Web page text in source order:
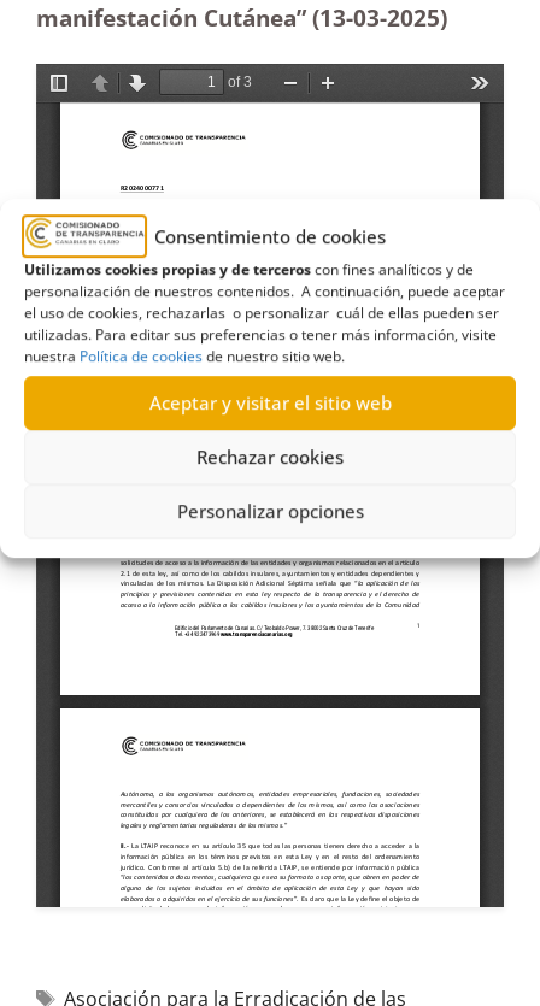
Consentimiento de cookies
Utilizamos cookies propias y de terceroscon fines analíticos y de
personalización de nuestros contenidos. A continuación, puede aceptar
el uso de cookies, rechazarlas o personalizar cuál de ellas pueden ser
utilizadas. Para editar sus preferencias o tener más información, visite
nuestra Política de cookiesde nuestro sitio web.
Aceptar y visitar el sitio web
Rechazar cookies
Personalizar opciones
manifestación Cutánea” (13-03-2025)
Asociación para la Erradicación de las